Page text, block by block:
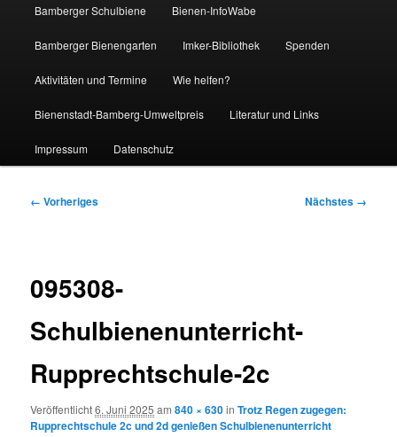
Bamberger Schulbiene Bienen-InfoWabe
Bamberger Bienengarten Imker-Bibliothek Spenden
Aktivitäten und Termine Wie helfen?
Bienenstadt-Bamberg-Umweltpreis Literatur und Links
Impressum Datenschutz
Bilder-
← Vorheriges Nächstes →
095308-
Schulbienenunterricht-
Rupprechtschule-2c
Veröffentlicht6. Juni 2025 am840 × 630inTrotz Regen zugegen:
Rupprechtschule 2c und 2d genießen Schulbienenunterricht